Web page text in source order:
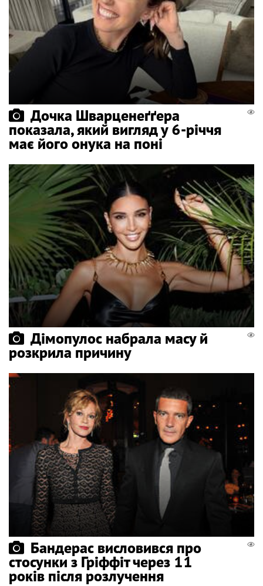
Дочка Шварценеґґера
показала, який вигляд у 6-річчя
має його онука на поні
Дімопулос набрала масу й
розкрила причину
Бандерас висловився про
стосунки з Гріффіт через 11
років після розлучення